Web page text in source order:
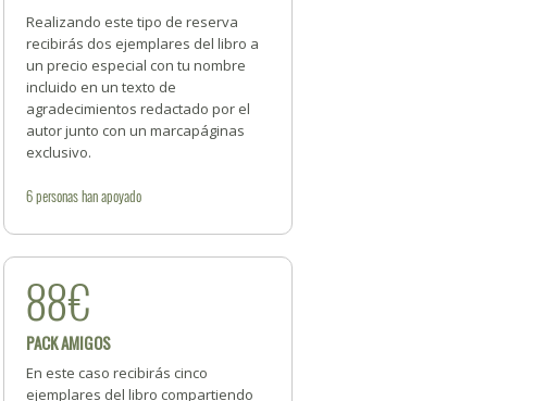
Realizando este tipo de reserva
recibirás dos ejemplares del libro a
un precio especial con tu nombre
incluido en un texto de
agradecimientos redactado por el
autor junto con un marcapáginas
exclusivo.
6personashan apoyado
88€
PACK AMIGOS
En este caso recibirás cinco
ejemplares del libro compartiendo